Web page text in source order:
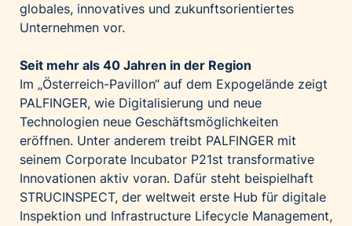
globales, innovatives und zukunftsorientiertes
Unternehmen vor.
Seit mehr als 40 Jahren in der Region
Im „Österreich-Pavillon“ auf dem Expogelände zeigt
PALFINGER, wie Digitalisierung und neue
Technologien neue Geschäftsmöglichkeiten
eröffnen. Unter anderem treibt PALFINGER mit
seinem Corporate Incubator P21st transformative
Innovationen aktiv voran. Dafür steht beispielhaft
STRUCINSPECT, der weltweit erste Hub für digitale
Inspektion und Infrastructure Lifecycle Management,